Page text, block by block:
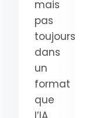
mais
pas
toujours
dans
un
format
que